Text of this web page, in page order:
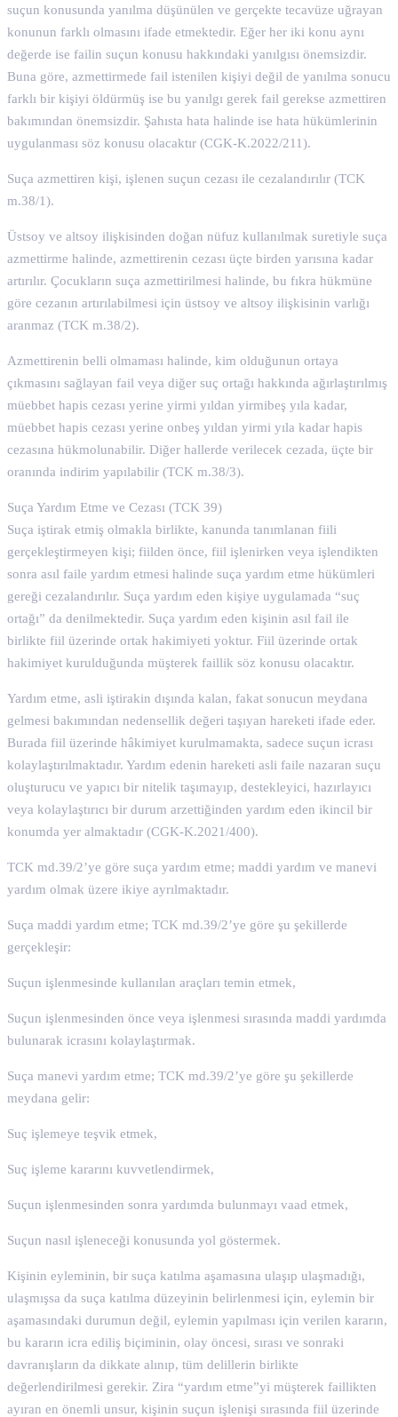
suçun konusunda yanılma düşünülen ve gerçekte tecavüze uğrayan
konunun farklı olmasını ifade etmektedir. Eğer her iki konu aynı
değerde ise failin suçun konusu hakkındaki yanılgısı önemsizdir.
Buna göre, azmettirmede fail istenilen kişiyi değil de yanılma sonucu
farklı bir kişiyi öldürmüş ise bu yanılgı gerek fail gerekse azmettiren
bakımından önemsizdir. Şahısta hata halinde ise hata hükümlerinin
uygulanması söz konusu olacaktır (CGK-K.2022/211).
Suça azmettiren kişi, işlenen suçun cezası ile cezalandırılır (TCK
m.38/1).
Üstsoy ve altsoy ilişkisinden doğan nüfuz kullanılmak suretiyle suça
azmettirme halinde, azmettirenin cezası üçte birden yarısına kadar
artırılır. Çocukların suça azmettirilmesi halinde, bu fıkra hükmüne
göre cezanın artırılabilmesi için üstsoy ve altsoy ilişkisinin varlığı
aranmaz (TCK m.38/2).
Azmettirenin belli olmaması halinde, kim olduğunun ortaya
çıkmasını sağlayan fail veya diğer suç ortağı hakkında ağırlaştırılmış
müebbet hapis cezası yerine yirmi yıldan yirmibeş yıla kadar,
müebbet hapis cezası yerine onbeş yıldan yirmi yıla kadar hapis
cezasına hükmolunabilir. Diğer hallerde verilecek cezada, üçte bir
oranında indirim yapılabilir (TCK m.38/3).
Suça Yardım Etme ve Cezası (TCK 39)
Suça iştirak etmiş olmakla birlikte, kanunda tanımlanan fiili
gerçekleştirmeyen kişi; fiilden önce, fiil işlenirken veya işlendikten
sonra asıl faile yardım etmesi halinde suça yardım etme hükümleri
gereği cezalandırılır. Suça yardım eden kişiye uygulamada “suç
ortağı” da denilmektedir. Suça yardım eden kişinin asıl fail ile
birlikte fiil üzerinde ortak hakimiyeti yoktur. Fiil üzerinde ortak
hakimiyet kurulduğunda müşterek faillik söz konusu olacaktır.
Yardım etme, asli iştirakin dışında kalan, fakat sonucun meydana
gelmesi bakımından nedensellik değeri taşıyan hareketi ifade eder.
Burada fiil üzerinde hâkimiyet kurulmamakta, sadece suçun icrası
kolaylaştırılmaktadır. Yardım edenin hareketi asli faile nazaran suçu
oluşturucu ve yapıcı bir nitelik taşımayıp, destekleyici, hazırlayıcı
veya kolaylaştırıcı bir durum arzettiğinden yardım eden ikincil bir
konumda yer almaktadır (CGK-K.2021/400).
TCK md.39/2’ye göre suça yardım etme; maddi yardım ve manevi
yardım olmak üzere ikiye ayrılmaktadır.
Suça maddi yardım etme; TCK md.39/2’ye göre şu şekillerde
gerçekleşir:
Suçun işlenmesinde kullanılan araçları temin etmek,
Suçun işlenmesinden önce veya işlenmesi sırasında maddi yardımda
bulunarak icrasını kolaylaştırmak.
Suça manevi yardım etme; TCK md.39/2’ye göre şu şekillerde
meydana gelir:
Suç işlemeye teşvik etmek,
Suç işleme kararını kuvvetlendirmek,
Suçun işlenmesinden sonra yardımda bulunmayı vaad etmek,
Suçun nasıl işleneceği konusunda yol göstermek.
Kişinin eyleminin, bir suça katılma aşamasına ulaşıp ulaşmadığı,
ulaşmışsa da suça katılma düzeyinin belirlenmesi için, eylemin bir
aşamasındaki durumun değil, eylemin yapılması için verilen kararın,
bu kararın icra ediliş biçiminin, olay öncesi, sırası ve sonraki
davranışların da dikkate alınıp, tüm delillerin birlikte
değerlendirilmesi gerekir. Zira “yardım etme”yi müşterek faillikten
ayıran en önemli unsur, kişinin suçun işlenişi sırasında fiil üzerinde